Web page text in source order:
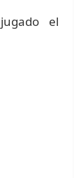
el